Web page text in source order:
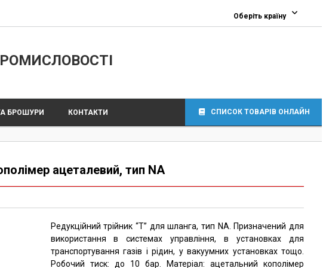
Оберіть країну
БРОШУРИ КОНТАКТИ СПИСОК ТОВАРІВ ОНЛАЙН
ацеталевий, тип NA
Редукційний трійник “Т” для шланга, тип NA. Призначений для
використання в системах управління, в установках для
транспортування газів і рідин, у вакуумних установках тощо.
Робочий тиск: до 10 бар. Матеріал: ацетальний кополімер